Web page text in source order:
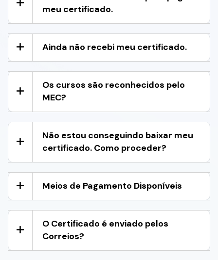
meu certificado.
Ainda não recebi meu certificado.
Os cursos são reconhecidos pelo
MEC?
Não estou conseguindo baixar meu
certificado. Como proceder?
Meios de Pagamento Disponíveis
O Certificado é enviado pelos
Correios?